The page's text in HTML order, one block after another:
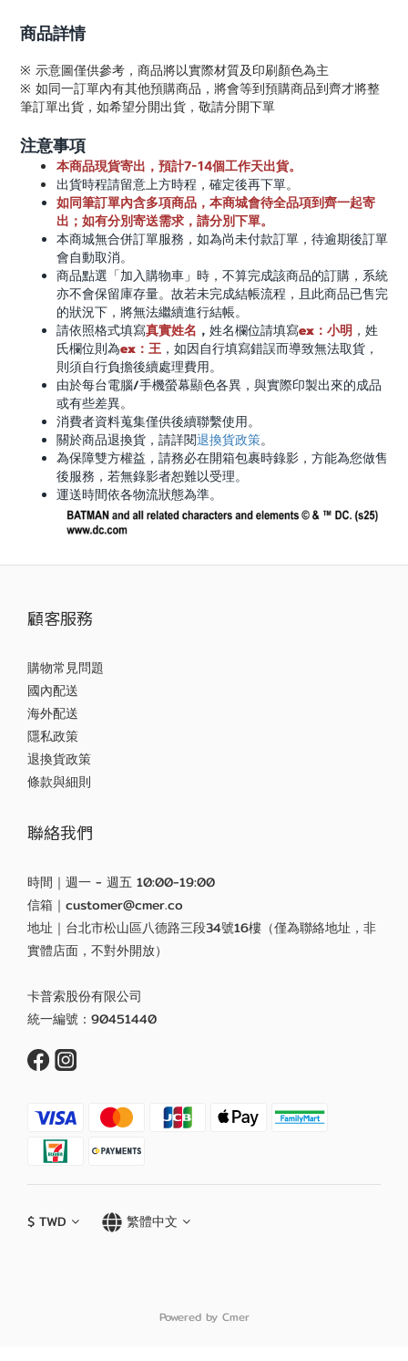
商品詳情
※ 示意圖僅供參考，商品將以實際材質及印刷顏色為主
※ 如同一訂單內有其他預購商品，將會等到預購商品到齊才將整
筆訂單出貨，如希望分開出貨，敬請分開下單
注意事項
本商品現貨寄出，預計7-14個工作天出貨。
出貨時程請留意上方時程，確定後再下單。
如同筆訂單內含多項商品，本商城會待全品項到齊一起寄
出；如有分別寄送需求，請分別下單。
本商城無合併訂單服務，如為尚未付款訂單，待逾期後訂單
會自動取消。
商品點選「加入購物車」時，不算完成該商品的訂購，系統
亦不會保留庫存量。故若未完成結帳流程，且此商品已售完
的狀況下，將無法繼續進行結帳。
請依照格式填寫真實姓名 ， 姓名欄位請填寫ex：小明 ，姓
氏欄位則為ex：王 ，如因自行填寫錯誤而導致無法取貨，
則須自行負擔後續處理費用。
由於每台電腦/手機螢幕顯色各異，與實際印製出來的成品
或有些差異。
消費者資料蒐集僅供後續聯繫使用。
關於商品退換貨，請詳閱退換貨政策。
為保障雙方權益，請務必在開箱包裹時錄影，方能為您做售
後服務，若無錄影者恕難以受理。
運送時間依各物流狀態為準。
顧客服務
購物常見問題
國內配送
海外配送
隱私政策
退換貨政策
條款與細則
聯絡我們
時間｜週一 - 週五 10:00-19:00
信箱｜customer@cmer.co
地址｜台北市松山區八德路三段34號16樓（僅為聯絡地址，非
實體店面，不對外開放）
卡普索股份有限公司
統一編號：90451440
$ TWD 繁體中文
Powered by Cmer